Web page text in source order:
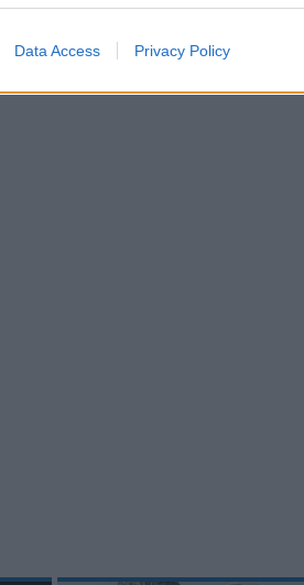
Data Access Privacy Policy